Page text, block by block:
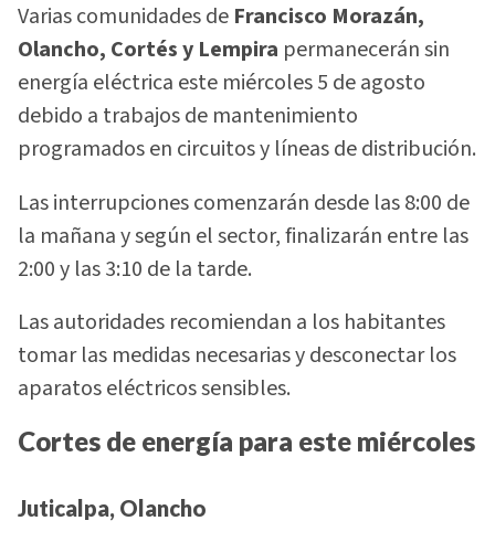
Varias comunidades de Francisco Morazán,
Olancho, Cortés y Lempira permanecerán sin
energía eléctrica este miércoles 5 de agosto
debido a trabajos de mantenimiento
programados en circuitos y líneas de distribución.
Las interrupciones comenzarán desde las 8:00 de
la mañana y según el sector, finalizarán entre las
2:00 y las 3:10 de la tarde.
Las autoridades recomiendan a los habitantes
tomar las medidas necesarias y desconectar los
aparatos eléctricos sensibles.
Cortes de energía para este miércoles
Juticalpa, Olancho